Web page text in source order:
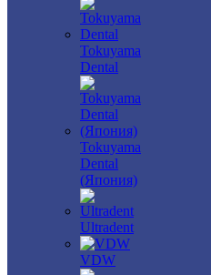
Tokuyama
Dental
Tokuyama
Dental
(Япония)
Ultradent
VDW